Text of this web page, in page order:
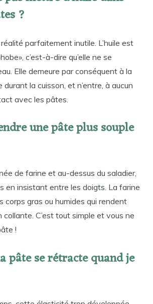
?
parfaitement inutile. L’huile est
c’est-à-dire qu’elle ne se
Elle demeure par conséquent à la
durant la cuisson, et n’entre, à aucun
avec les pâtes.
une pâte plus souple
de farine et au-dessus du saladier,
en insistant entre les doigts. La farine
corps gras ou humides qui rendent
C’est tout simple et vous ne
!
pâte se rétracte quand je